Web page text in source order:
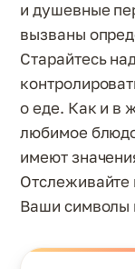
и душевные
вызваны
Старайтесь
о еде. Как и в
любимое
имеют
Отслеживайте
Ваши символы